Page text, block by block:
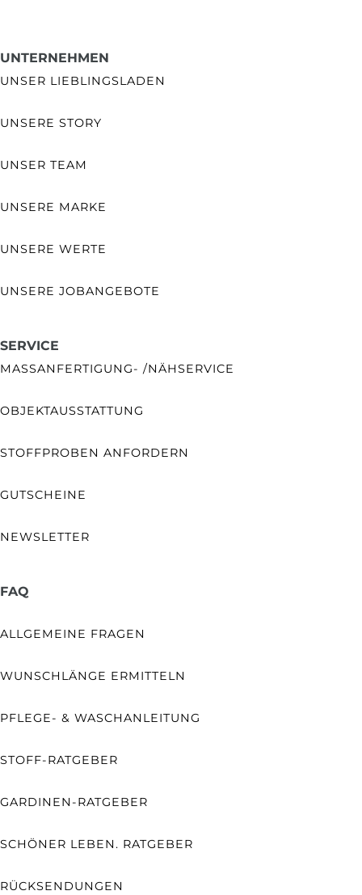
UNTERNEHMEN
UNSER LIEBLINGSLADEN
UNSERE STORY
UNSER TEAM
UNSERE MARKE
UNSERE WERTE
UNSERE JOBANGEBOTE
SERVICE
MASSANFERTIGUNG- /NÄHSERVICE
OBJEKTAUSSTATTUNG
STOFFPROBEN ANFORDERN
GUTSCHEINE
NEWSLETTER
FAQ
ALLGEMEINE FRAGEN
WUNSCHLÄNGE ERMITTELN
PFLEGE- & WASCHANLEITUNG
STOFF-RATGEBER
GARDINEN-RATGEBER
SCHÖNER LEBEN. RATGEBER
RÜCKSENDUNGEN